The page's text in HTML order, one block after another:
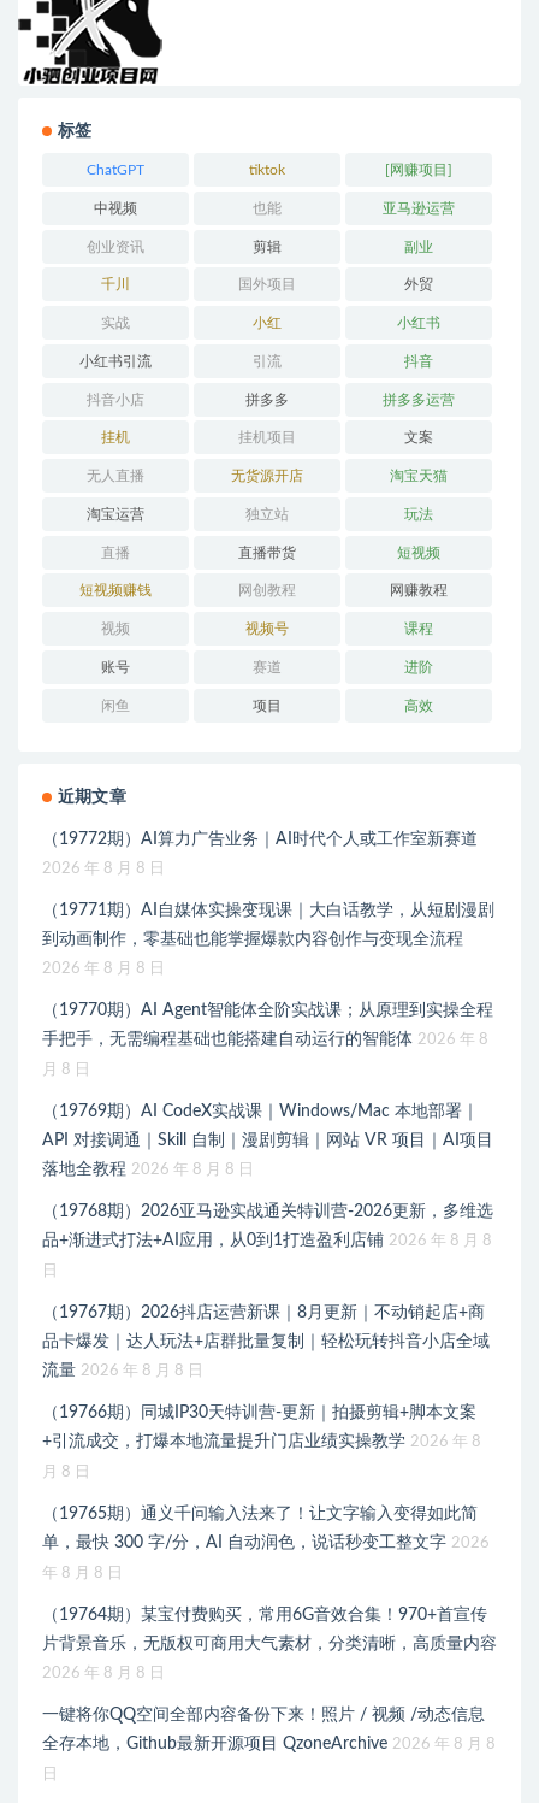
标签
ChatGPT tiktok [网赚项目]
中视频 也能 亚马逊运营
创业资讯 剪辑 副业
千川 国外项目 外贸
实战 小红 小红书
小红书引流 引流 抖音
抖音小店 拼多多 拼多多运营
挂机 挂机项目 文案
无人直播 无货源开店 淘宝天猫
淘宝运营 独立站 玩法
直播 直播带货 短视频
短视频赚钱 网创教程 网赚教程
视频 视频号 课程
账号 赛道 进阶
闲鱼 项目 高效
近期文章
（19772期）AI算力广告业务｜AI时代个人或工作室新赛道
2026 年 8 月 8 日
（19771期）AI自媒体实操变现课｜大白话教学，从短剧漫剧
到动画制作，零基础也能掌握爆款内容创作与变现全流程
2026 年 8 月 8 日
（19770期）AI Agent智能体全阶实战课；从原理到实操全程
手把手，无需编程基础也能搭建自动运行的智能体 2026 年 8
月 8 日
（19769期）AI CodeX实战课｜Windows/Mac 本地部署｜
API 对接调通｜Skill 自制｜漫剧剪辑｜网站 VR 项目｜AI项目
落地全教程 2026 年 8 月 8 日
（19768期）2026亚马逊实战通关特训营-2026更新，多维选
品+渐进式打法+AI应用，从0到1打造盈利店铺 2026 年 8 月 8
日
（19767期）2026抖店运营新课｜8月更新｜不动销起店+商
品卡爆发｜达人玩法+店群批量复制｜轻松玩转抖音小店全域
流量 2026 年 8 月 8 日
（19766期）同城IP30天特训营-更新｜拍摄剪辑+脚本文案
+引流成交，打爆本地流量提升门店业绩实操教学 2026 年 8
月 8 日
（19765期）通义千问输入法来了！让文字输入变得如此简
单，最快 300 字/分，AI 自动润色，说话秒变工整文字 2026
年 8 月 8 日
（19764期）某宝付费购买，常用6G音效合集！970+首宣传
片背景音乐，无版权可商用大气素材，分类清晰，高质量内容
2026 年 8 月 8 日
一键将你QQ空间全部内容备份下来！照片 / 视频 /动态信息
全存本地，Github最新开源项目 QzoneArchive 2026 年 8 月 8
日